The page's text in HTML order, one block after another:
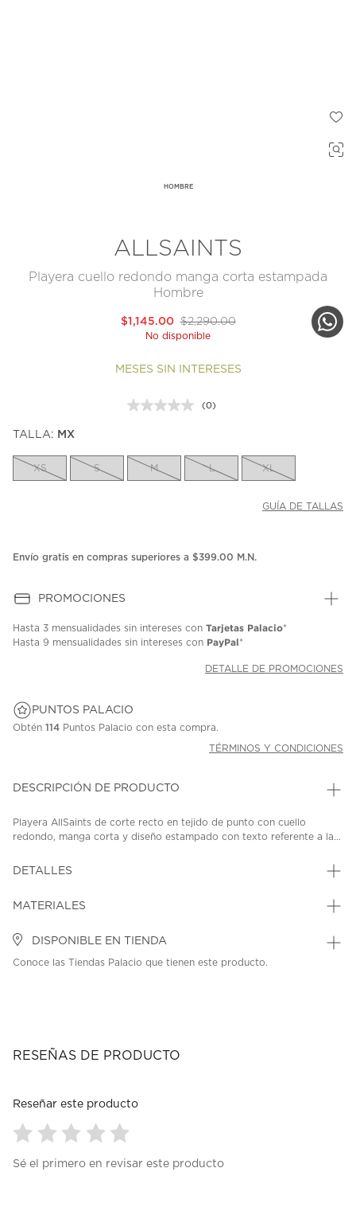
HOMBRE
ALLSAINTS
Playera cuello redondo manga corta estampada
Hombre
$2,290.00
$1,145.00
No disponible
MESES SIN INTERESES
Sin
la
misma
(0)
TALLA: MX
XS S M L XL
GUÍA DE TALLAS
Envío gratis en compras superiores a $399.00 M.N.
PROMOCIONES
Hasta 3 mensualidades sin intereses con Tarjetas Palacio*
Hasta 9 mensualidades sin intereses con PayPal*
DETALLE DE PROMOCIONES
PUNTOS PALACIO
Obtén 114 Puntos Palacio con esta compra.
TÉRMINOS Y CONDICIONES
DESCRIPCIÓN DE PRODUCTO
Playera AllSaints de corte recto en tejido de punto con cuello
redondo, manga corta y diseño estampado con texto referente a la...
DETALLES
MATERIALES
DISPONIBLE EN TIENDA
Conoce las Tiendas Palacio que tienen este producto.
RESEÑAS DE PRODUCTO
Reseñar este producto
paraparaparaparapara
Sé el primero en revisar este producto